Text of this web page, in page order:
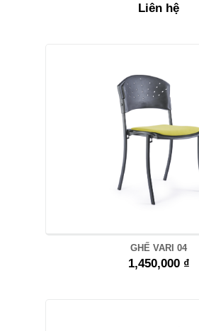
Liên hệ
GHẾ VARI 04
1,450,000 ₫